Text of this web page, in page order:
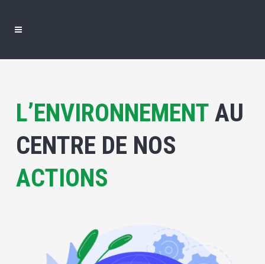
L’ENVIRONNEMENTAU
CENTRE DE NOS
ACTIONS